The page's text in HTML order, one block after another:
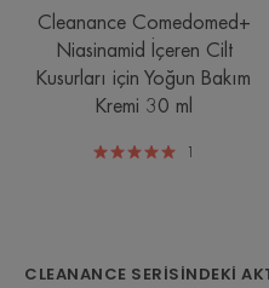
30
ml
Cleanance Comedomed+
Niasinamid İçeren Cilt
Kusurları için Yoğun Bakım
Kremi 30 ml
1
CLEANANCE SERİSİNDEKİ